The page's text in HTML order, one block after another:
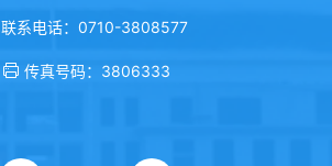
联系电话：0710-3808577
传真号码：3806333